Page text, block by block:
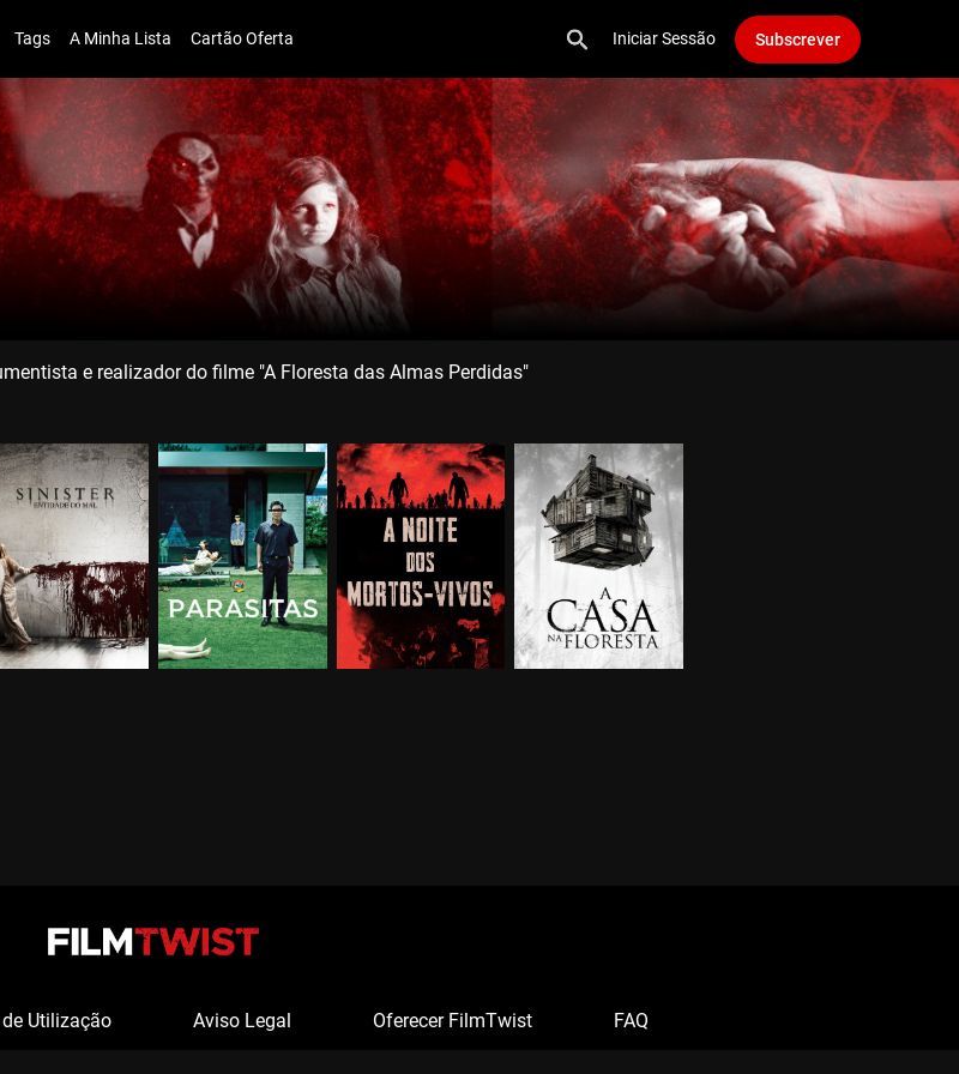
Tags A Minha Lista Cartão Oferta Iniciar Sessão Subscrever
e realizador do filme "A Floresta das Almas Perdidas"
Utilização Aviso Legal Oferecer FilmTwist FAQ